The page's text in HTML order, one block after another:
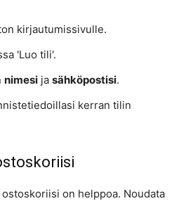
kirjautumissivulle.
'Luo tili'.
nimesi ja sähköpostisi.
kerran tilin
on helppoa. Noudata